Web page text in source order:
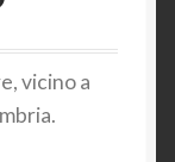
vicino a